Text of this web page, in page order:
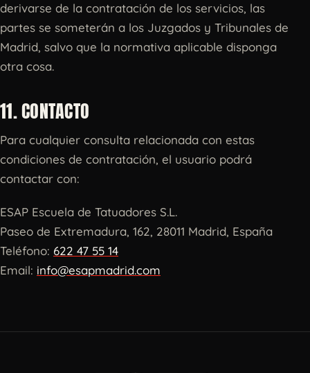
derivarse de la contratación de los servicios, las
partes se someterán a los Juzgados y Tribunales de
Madrid, salvo que la normativa aplicable disponga
otra cosa.
11. CONTACTO
Para cualquier consulta relacionada con estas
condiciones de contratación, el usuario podrá
contactar con:
ESAP Escuela de Tatuadores S.L.
Paseo de Extremadura, 162, 28011 Madrid, España
Teléfono: 622 47 55 14
Email: info@esapmadrid.com